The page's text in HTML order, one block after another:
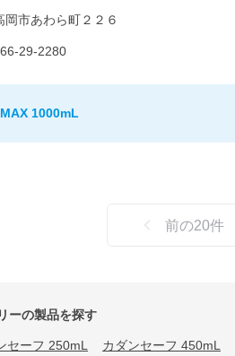
岡市あわら町２２６
29-2280
1000mL
前の20件
ーの製品を探す
セーフ 250mL カダンセーフ 450mL